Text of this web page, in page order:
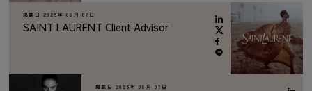
掲載日 2026年 08月 07日
SAINT LAURENT Client Advisor
掲載日 2026年 08月 07日